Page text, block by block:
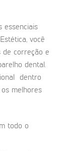
essenciais
você
de correção e
dental.
dentro
melhores
todo o